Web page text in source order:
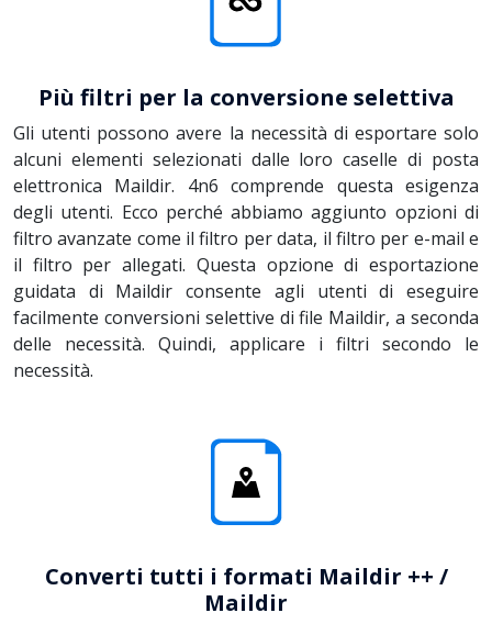
Più filtri per la conversione selettiva
Gli utenti possono avere la necessità di esportare solo
alcuni elementi selezionati dalle loro caselle di posta
elettronica Maildir. 4n6 comprende questa esigenza
degli utenti. Ecco perché abbiamo aggiunto opzioni di
filtro avanzate come il filtro per data, il filtro per e-mail e
il filtro per allegati. Questa opzione di esportazione
guidata di Maildir consente agli utenti di eseguire
facilmente conversioni selettive di file Maildir, a seconda
delle necessità. Quindi, applicare i filtri secondo le
necessità.
Converti tutti i formati Maildir ++ /
Maildir